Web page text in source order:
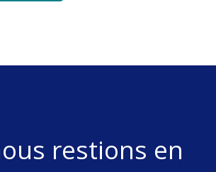
restions en